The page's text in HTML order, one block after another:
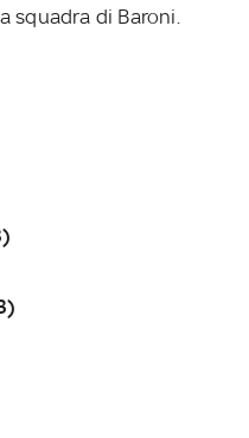
squadra di Baroni.